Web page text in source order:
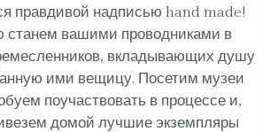
правдивой надписью hand made!
станем вашими проводниками в
вкладывающих душу
ими вещицу. Посетим музеи
поучаствовать в процессе и,
домой лучшие экземпляры